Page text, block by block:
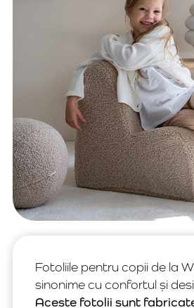
Fotoliile pentru copii de la
sinonime cu confortul și
Aceste fotolii sunt